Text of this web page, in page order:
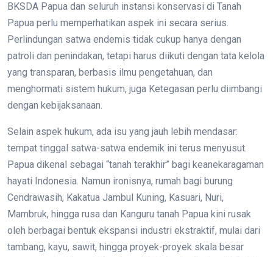
BKSDA Papua dan seluruh instansi konservasi di Tanah
Papua perlu memperhatikan aspek ini secara serius.
Perlindungan satwa endemis tidak cukup hanya dengan
patroli dan penindakan, tetapi harus diikuti dengan tata kelola
yang transparan, berbasis ilmu pengetahuan, dan
menghormati sistem hukum, juga Ketegasan perlu diimbangi
dengan kebijaksanaan.
Selain aspek hukum, ada isu yang jauh lebih mendasar:
tempat tinggal satwa-satwa endemik ini terus menyusut.
Papua dikenal sebagai “tanah terakhir” bagi keanekaragaman
hayati Indonesia. Namun ironisnya, rumah bagi burung
Cendrawasih, Kakatua Jambul Kuning, Kasuari, Nuri,
Mambruk, hingga rusa dan Kanguru tanah Papua kini rusak
oleh berbagai bentuk ekspansi industri ekstraktif, mulai dari
tambang, kayu, sawit, hingga proyek-proyek skala besar